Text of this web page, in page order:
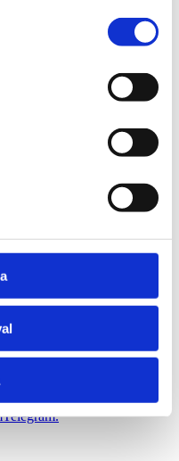
Sök
som vill flytta